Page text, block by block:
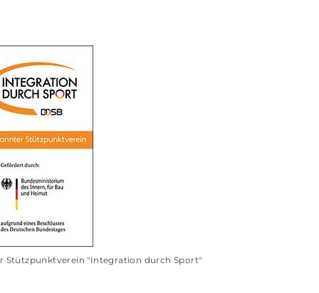
Stützpunktverein "Integration durch Sport"